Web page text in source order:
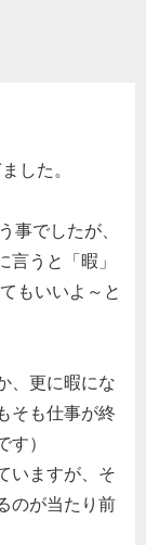
した。
でしたが、
うと「暇」
もいいよ～と
、更に暇にな
そも仕事が終
）
いますが、そ
のが当たり前